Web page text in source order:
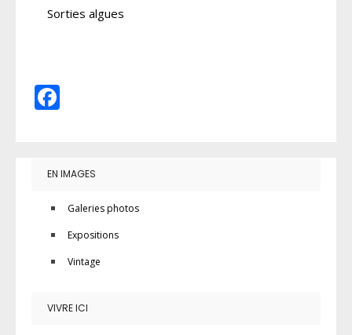
Sorties algues
EN IMAGES
Galeries photos
Expositions
Vintage
VIVRE ICI